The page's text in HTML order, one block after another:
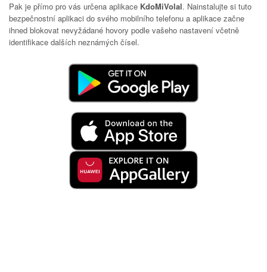
Pak je přímo pro vás určena aplikace KdoMiVolal. Nainstalujte si tuto
bezpečnostní aplikaci do svého mobilního telefonu a aplikace začne
ihned blokovat nevyžádané hovory podle vašeho nastavení včetně
identifikace dalších neznámých čísel.